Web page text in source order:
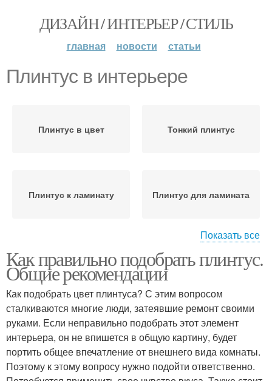
ДИЗАЙН / ИНТЕРЬЕР / СТИЛЬ
главная новости статьи
Плинтус в интерьере
Плинтус в цвет Тонкий плинтус
Плинтус к ламинату Плинтус для ламината
Плинтусы в интерьере Потолочный плинтус
Серый плинтус Плинтус под цвет
Показать все
Как правильно подобрать плинтус.
Общие рекомендации
Как подобрать цвет плинтуса? С этим вопросом
сталкиваются многие люди, затеявшие ремонт своими
руками. Если неправильно подобрать этот элемент
интерьера, он не впишется в общую картину, будет
портить общее впечатление от внешнего вида комнаты.
Поэтому к этому вопросу нужно подойти ответственно.